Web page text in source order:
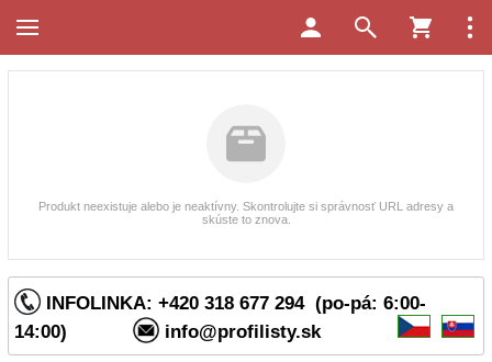
INFOLINKA: +420 318 677 294 (po-pá: 6:00-
14:00)
info@profilisty.sk
Produkt neexistuje alebo je neaktívny. Skontrolujte si správnosť URL adresy a
skúste to znova.